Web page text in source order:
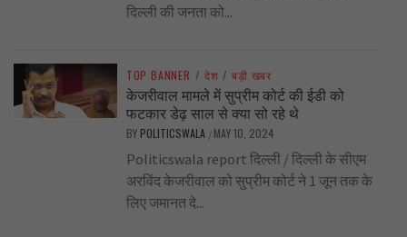
दिल्ली की जनता को...
TOP BANNER / देश / बड़ी खबर
केजरीवाल मामले में सुप्रीम कोर्ट की ईडी को
फटकार डेढ़ साल से क्या सो रहे थे
BY POLITICSWALA / MAY 10, 2024
Politicswala report दिल्ली / दिल्ली के सीएम
अरविंद केजरीवाल को सुप्रीम कोर्ट ने 1 जून तक के
लिए जमानत दे...